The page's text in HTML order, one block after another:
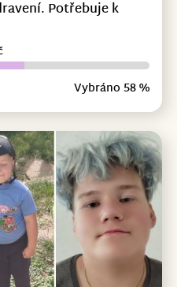
Potřebuje k
Vybráno 58 %